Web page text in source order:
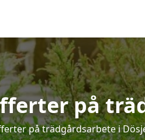
på
på trädgårdsarbete i